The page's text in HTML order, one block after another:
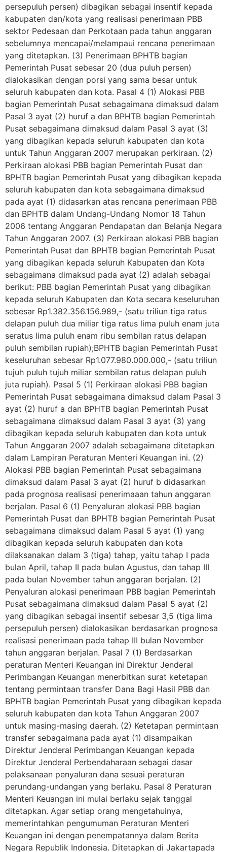
persepuluh persen) dibagikan sebagai insentif kepada
kabupaten dan/kota yang realisasi penerimaan PBB
sektor Pedesaan dan Perkotaan pada tahun anggaran
sebelumnya mencapai/melampaui rencana penerimaan
yang ditetapkan. (3) Penerimaan BPHTB bagian
Pemerintah Pusat sebesar 20 (dua puluh persen)
dialokasikan dengan porsi yang sama besar untuk
seluruh kabupaten dan kota. Pasal 4 (1) Alokasi PBB
bagian Pemerintah Pusat sebagaimana dimaksud dalam
Pasal 3 ayat (2) huruf a dan BPHTB bagian Pemerintah
Pusat sebagaimana dimaksud dalam Pasal 3 ayat (3)
yang dibagikan kepada seluruh kabupaten dan kota
untuk Tahun Anggaran 2007 merupakan perkiraan. (2)
Perkiraan alokasi PBB bagian Pemerintah Pusat dan
BPHTB bagian Pemerintah Pusat yang dibagikan kepada
seluruh kabupaten dan kota sebagaimana dimaksud
pada ayat (1) didasarkan atas rencana penerimaan PBB
dan BPHTB dalam Undang-Undang Nomor 18 Tahun
2006 tentang Anggaran Pendapatan dan Belanja Negara
Tahun Anggaran 2007. (3) Perkiraan alokasi PBB bagian
Pemerintah Pusat dan BPHTB bagian Pemerintah Pusat
yang dibagikan kepada seluruh Kabupaten dan Kota
sebagaimana dimaksud pada ayat (2) adalah sebagai
berikut: PBB bagian Pemerintah Pusat yang dibagikan
kepada seluruh Kabupaten dan Kota secara keseluruhan
sebesar Rp1.382.356.156.989,- (satu triliun tiga ratus
delapan puluh dua miliar tiga ratus lima puluh enam juta
seratus lima puluh enam ribu sembilan ratus delapan
puluh sembilan rupiah);BPHTB bagian Pemerintah Pusat
keseluruhan sebesar Rp1.077.980.000.000,- (satu triliun
tujuh puluh tujuh miliar sembilan ratus delapan puluh
juta rupiah). Pasal 5 (1) Perkiraan alokasi PBB bagian
Pemerintah Pusat sebagaimana dimaksud dalam Pasal 3
ayat (2) huruf a dan BPHTB bagian Pemerintah Pusat
sebagaimana dimaksud dalam Pasal 3 ayat (3) yang
dibagikan kepada seluruh kabupaten dan kota untuk
Tahun Anggaran 2007 adalah sebagaimana ditetapkan
dalam Lampiran Peraturan Menteri Keuangan ini. (2)
Alokasi PBB bagian Pemerintah Pusat sebagaimana
dimaksud dalam Pasal 3 ayat (2) huruf b didasarkan
pada prognosa realisasi penerimaaan tahun anggaran
berjalan. Pasal 6 (1) Penyaluran alokasi PBB bagian
Pemerintah Pusat dan BPHTB bagian Pemerintah Pusat
sebagaimana dimaksud dalam Pasal 5 ayat (1) yang
dibagikan kepada seluruh kabupaten dan kota
dilaksanakan dalam 3 (tiga) tahap, yaitu tahap I pada
bulan April, tahap II pada bulan Agustus, dan tahap III
pada bulan November tahun anggaran berjalan. (2)
Penyaluran alokasi penerimaan PBB bagian Pemerintah
Pusat sebagaimana dimaksud dalam Pasal 5 ayat (2)
yang dibagikan sebagai insentif sebesar 3,5 (tiga lima
persepuluh persen) dialokasikan berdasarkan prognosa
realisasi penerimaan pada tahap III bulan November
tahun anggaran berjalan. Pasal 7 (1) Berdasarkan
peraturan Menteri Keuangan ini Direktur Jenderal
Perimbangan Keuangan menerbitkan surat ketetapan
tentang permintaan transfer Dana Bagi Hasil PBB dan
BPHTB bagian Pemerintah Pusat yang dibagikan kepada
seluruh kabupaten dan kota Tahun Anggaran 2007
untuk masing-masing daerah. (2) Ketetapan permintaan
transfer sebagaimana pada ayat (1) disampaikan
Direktur Jenderal Perimbangan Keuangan kepada
Direktur Jenderal Perbendaharaan sebagai dasar
pelaksanaan penyaluran dana sesuai peraturan
perundang-undangan yang berlaku. Pasal 8 Peraturan
Menteri Keuangan ini mulai berlaku sejak tanggal
ditetapkan. Agar setiap orang mengetahuinya,
memerintahkan pengumuman Peraturan Menteri
Keuangan ini dengan penempatannya dalam Berita
Negara Republik Indonesia. Ditetapkan di Jakartapada